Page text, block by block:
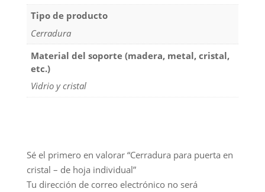
Tipo de producto
Cerradura
Material del soporte (madera, metal, cristal,
etc.)
Vidrio y cristal
Sé el primero en valorar “Cerradura para puerta en
cristal – de hoja individual”
Tu dirección de correo electrónico no será